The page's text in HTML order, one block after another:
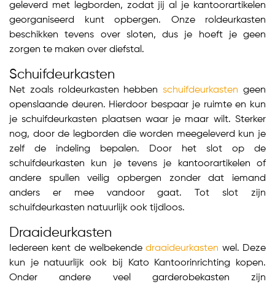
geleverd met legborden, zodat jij al je kantoorartikelen
georganiseerd kunt opbergen. Onze roldeurkasten
beschikken tevens over sloten, dus je hoeft je geen
zorgen te maken over diefstal.
Schuifdeurkasten
Net zoals roldeurkasten hebbenschuifdeurkasten geen
openslaande deuren. Hierdoor bespaar je ruimte en kun
je schuifdeurkasten plaatsen waar je maar wilt. Sterker
nog, door de legborden die worden meegeleverd kun je
zelf de indeling bepalen. Door het slot op de
schuifdeurkasten kun je tevens je kantoorartikelen of
andere spullen veilig opbergen zonder dat iemand
anders er mee vandoor gaat. Tot slot zijn
schuifdeurkasten natuurlijk ook tijdloos.
Draaideurkasten
Iedereen kent de welbekendedraaideurkasten wel. Deze
kun je natuurlijk ook bij Kato Kantoorinrichting kopen.
Onder andere veel garderobekasten zijn